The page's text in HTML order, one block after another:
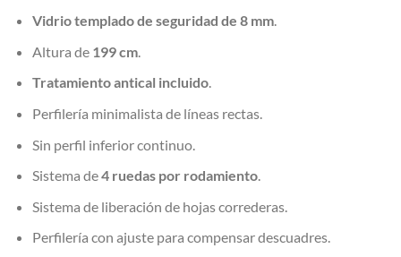
Vidrio templado de seguridad de 8 mm.
Altura de 199 cm.
Tratamiento antical incluido.
Perfilería minimalista de líneas rectas.
Sin perfil inferior continuo.
Sistema de4 ruedas por rodamiento.
Sistema de liberación de hojas correderas.
Perfilería con ajuste para compensar descuadres.